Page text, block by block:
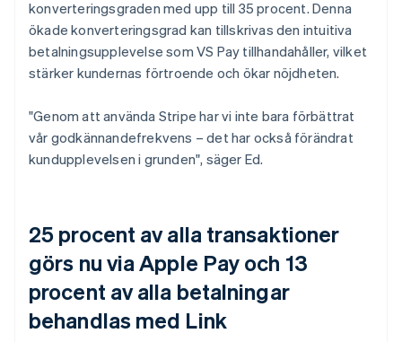
konverteringsgraden med upp till 35 procent. Denna
ökade konverteringsgrad kan tillskrivas den intuitiva
betalningsupplevelse som VS Pay tillhandahåller, vilket
stärker kundernas förtroende och ökar nöjdheten.
"Genom att använda Stripe har vi inte bara förbättrat
vår godkännandefrekvens – det har också förändrat
kundupplevelsen i grunden", säger Ed.
25 procent av alla transaktioner
görs nu via Apple Pay och 13
procent av alla betalningar
behandlas med Link